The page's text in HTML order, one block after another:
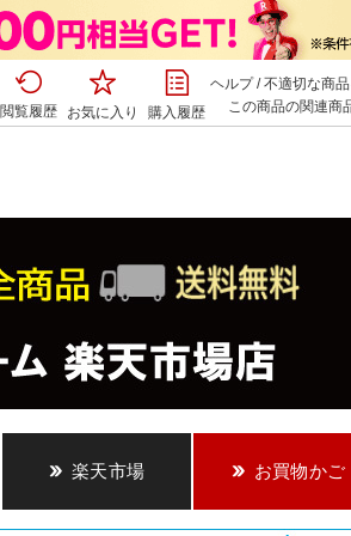
閲覧履歴 お気に入り 購入履歴
ヘルプ/不適切な商
この商品の関連商